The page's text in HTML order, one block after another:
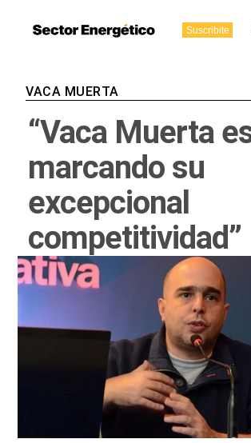
Suscribite
VACA MUERTA
“Vaca Muerta
marcando su
excepcional
competitividad”